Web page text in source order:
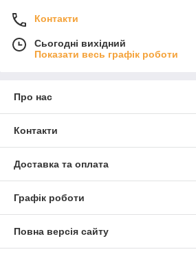
Контакти
Сьогодні вихідний
Показати весь графік роботи
Про нас
Контакти
Доставка та оплата
Графік роботи
Повна версія сайту